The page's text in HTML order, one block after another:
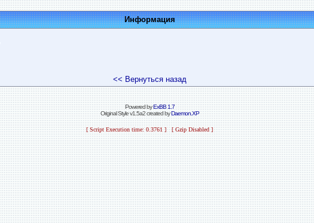
Информация
<< Вернуться назад
Powered byExBB 1.7
Original Style v1.5a2 created byDaemon.XP
[ Script Execution time: 0.3761 ] [ Gzip Disabled ]